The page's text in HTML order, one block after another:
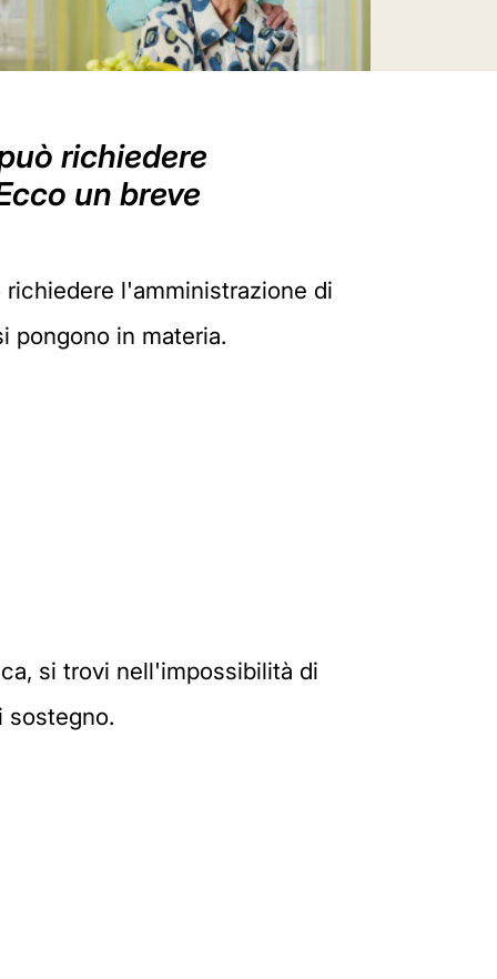
richiedere
un breve
l'amministrazione di
pongono in materia.
si trovi nell'impossibilità di
sostegno.